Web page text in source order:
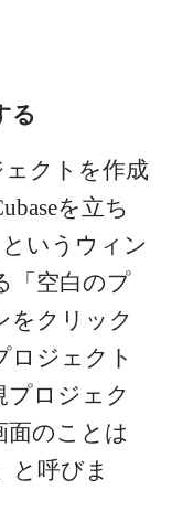
る
ェクトを作成
を立ち
というウィン
「空白のプ
をクリック
ロジェクト
プロジェク
面のことは
と呼びま